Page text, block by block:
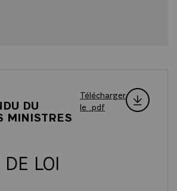
DU
MINISTRES
Télécharger
le .pdf
DE LOI